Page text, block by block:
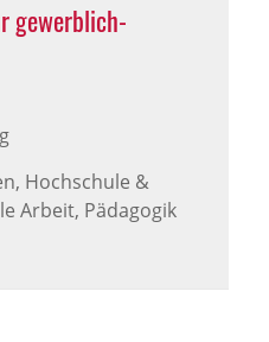
gewerblich-
Hochschule &
Arbeit, Pädagogik